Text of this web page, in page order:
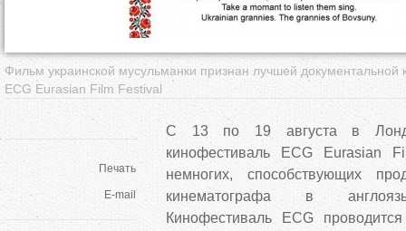
Фильм украинской мусульманки признан лучшей документальной
ECG Eurasian Film Festival
Печать
E-mail
C 13 по 19 августа в
кинофестиваль ECG Eurasian
немногих, способствующих
кинематографа в
Кинофестиваль ECG